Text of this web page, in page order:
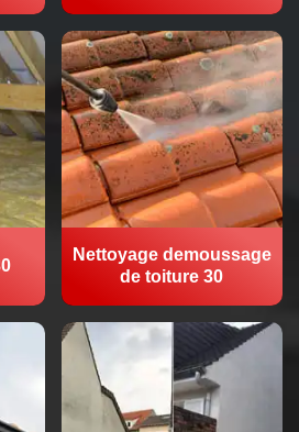
Nettoyage demoussage
de toiture 30